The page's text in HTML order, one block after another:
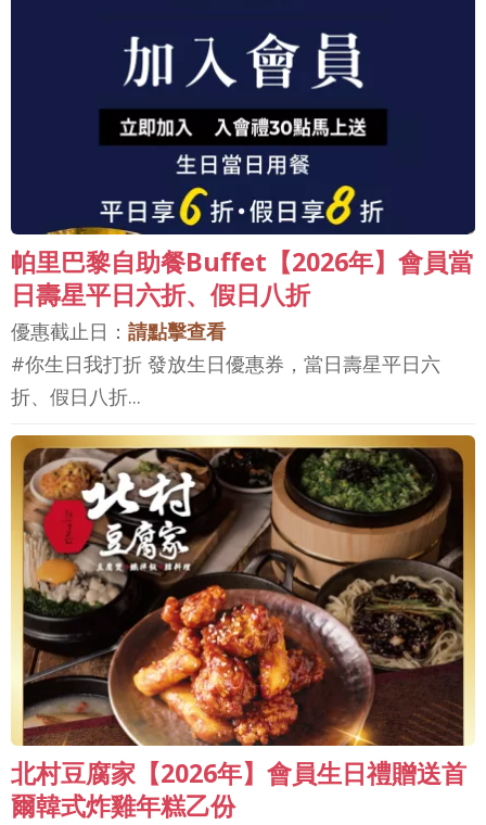
帕里巴黎自助餐Buffet【2026年】會員當
日壽星平日六折、假日八折
優惠截止日： 請點擊查看
#你生日我打折 發放生日優惠券，當日壽星平日六
折、假日八折...
北村豆腐家【2026年】會員生日禮贈送首
爾韓式炸雞年糕乙份